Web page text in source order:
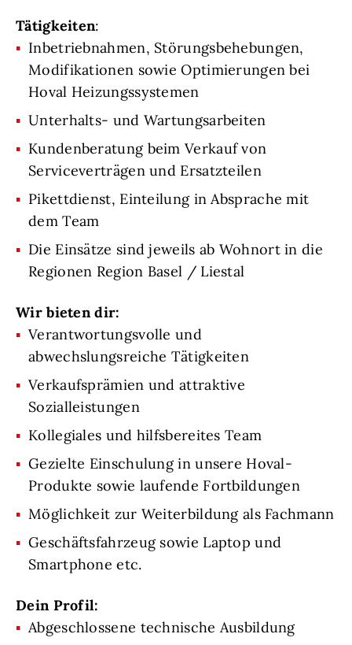
Tätigkeiten:
Inbetriebnahmen, Störungsbehebungen,
Modifikationen sowie Optimierungen bei
Hoval Heizungssystemen
Unterhalts- und Wartungsarbeiten
Kundenberatung beim Verkauf von
Serviceverträgen und Ersatzteilen
Pikettdienst, Einteilung in Absprache mit
dem Team
Die Einsätze sind jeweils ab Wohnort in die
Regionen Region Basel / Liestal
Wir bieten dir:
Verantwortungsvolle und
abwechslungsreiche Tätigkeiten
Verkaufsprämien und attraktive
Sozialleistungen
Kollegiales und hilfsbereites Team
Gezielte Einschulung in unsere Hoval-
Produkte sowie laufende Fortbildungen
Möglichkeit zur Weiterbildung als Fachmann
Geschäftsfahrzeug sowie Laptop und
Smartphone etc.
Dein Profil:
Abgeschlossene technische Ausbildung